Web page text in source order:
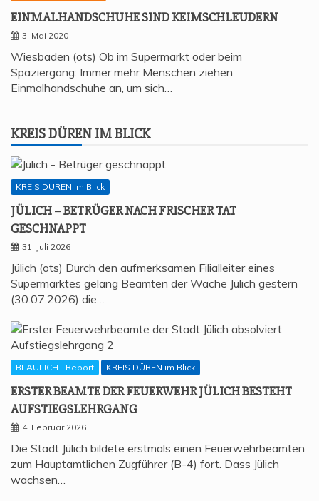
EIN­MAL­HAND­SCHU­HE SIND KEIMSCHLEUDERN
3. Mai 2020
Wiesbaden (ots) Ob im Supermarkt oder beim
Spaziergang: Immer mehr Menschen ziehen
Einmalhandschuhe an, um sich…
KREIS DÜREN IM BLICK
KREIS DÜREN im Blick
JÜLICH – BETRÜ­GER NACH FRI­SCHER TAT
GESCHNAPPT
31. Juli 2026
Jülich (ots) Durch den aufmerksamen Filialleiter eines
Supermarktes gelang Beamten der Wache Jülich gestern
(30.07.2026) die…
BLAULICHT Report KREIS DÜREN im Blick
ERS­TER BEAM­TE DER FEU­ER­WEHR JÜLICH BESTEHT
AUFSTIEGSLEHRGANG
4. Februar 2026
Die Stadt Jülich bildete erstmals einen Feuerwehrbeamten
zum Hauptamtlichen Zugführer (B-4) fort. Dass Jülich
wachsen…